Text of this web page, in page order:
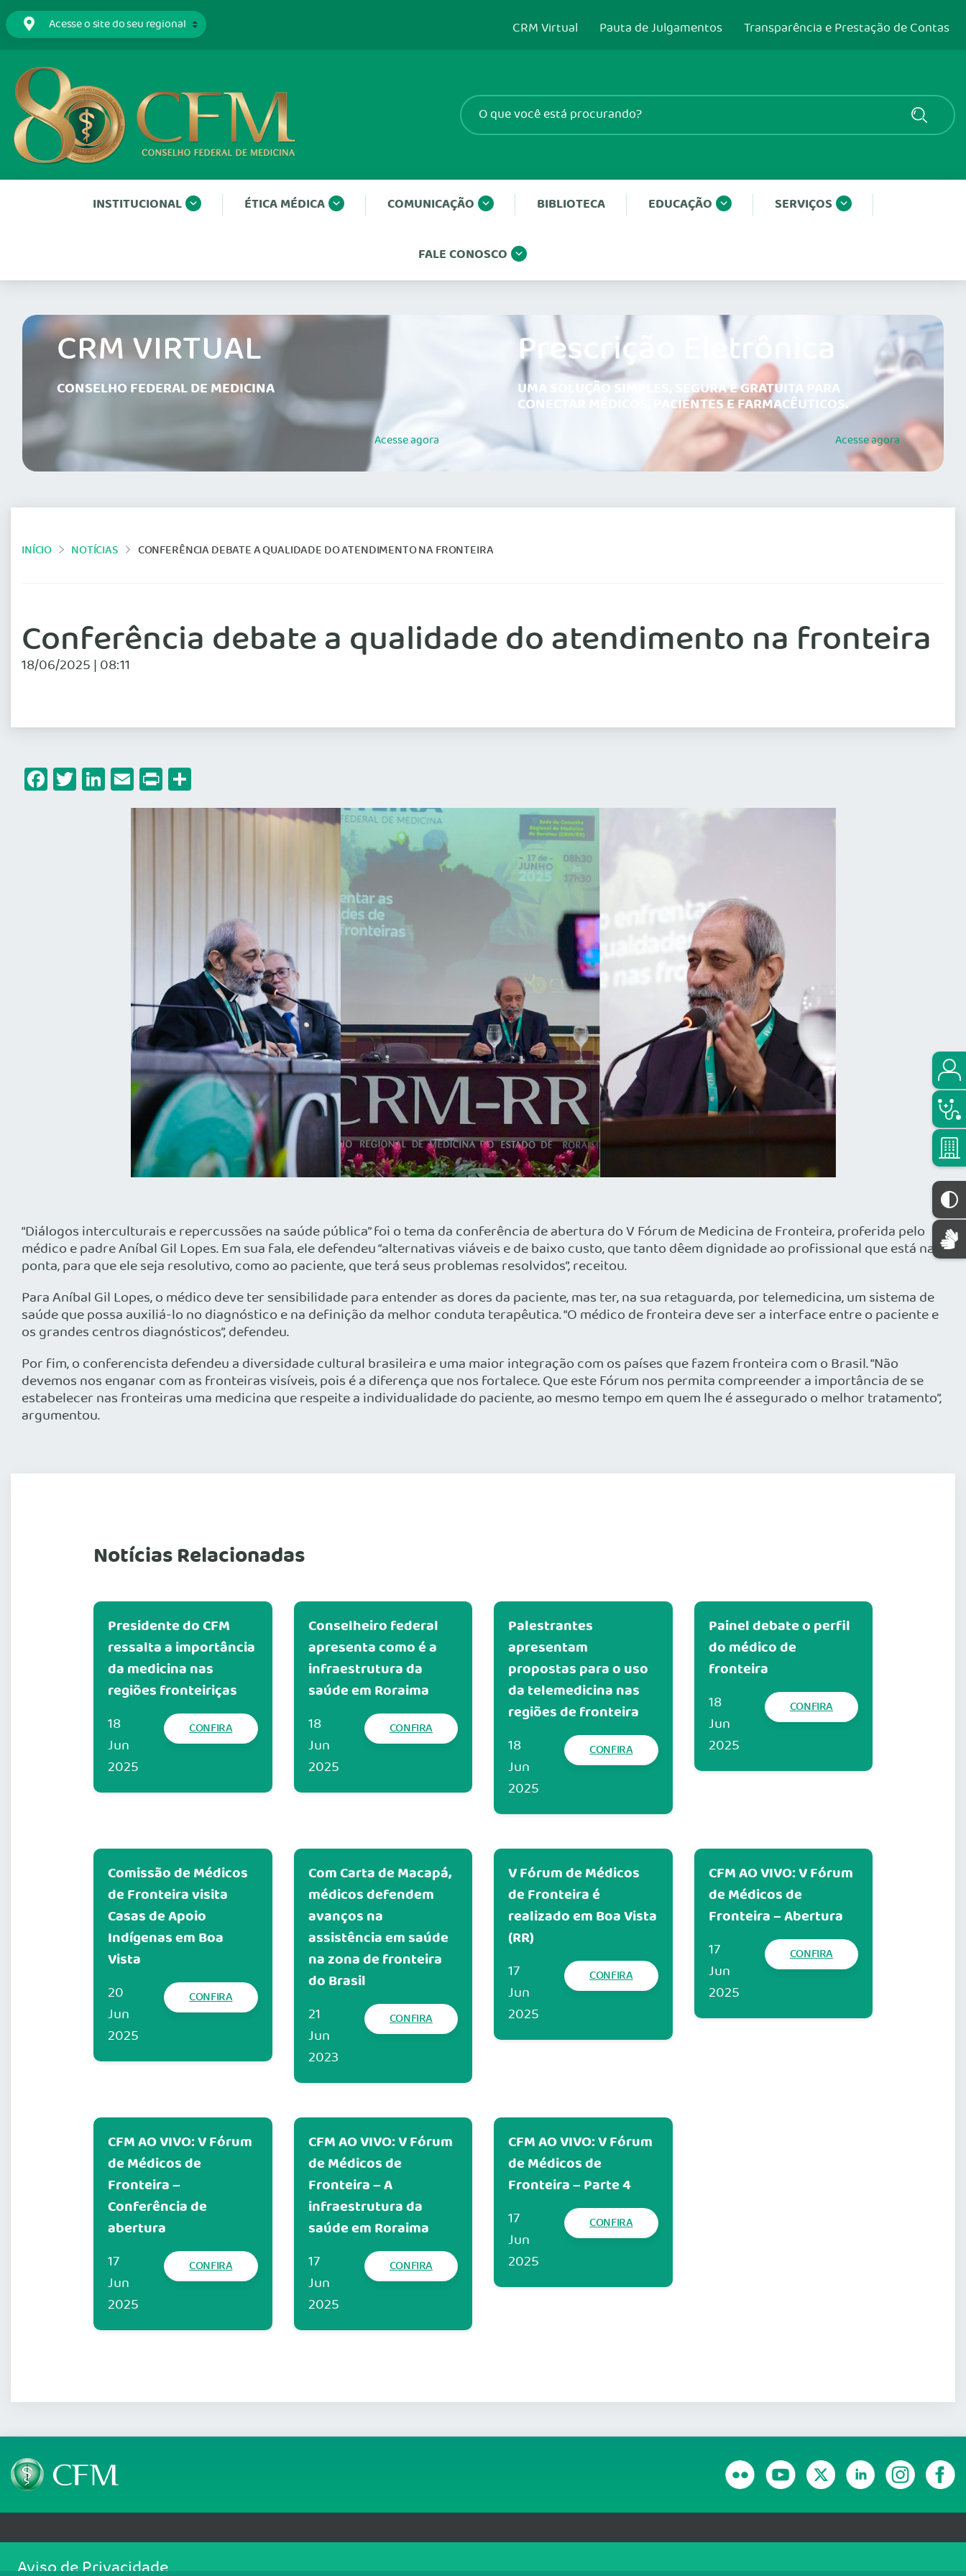
CRM Virtual Pauta de Julgamentos Transparência e Prestação de Contas
INSTITUCIONAL ÉTICA MÉDICA COMUNICAÇÃO BIBLIOTECA EDUCAÇÃO SERVIÇOS
FALE CONOSCO
CRM VIRTUAL
CONSELHO FEDERAL DE MEDICINA
Acesseagora
Prescrição Eletrônica
UMA SOLUÇÃO SIMPLES, SEGURA E GRATUITA PARA
CONECTAR MÉDICOS, PACIENTES E FARMACÊUTICOS.
Acesseagora
INÍCIO NOTÍCIAS CONFERÊNCIA DEBATE A QUALIDADE DO ATENDIMENTO NA FRONTEIRA
Conferência debate a qualidade do atendimento na fronteira
18/06/2025 | 08:11
Facebook
Twitter
LinkedIn
Email
Print
“Diálogos interculturais e repercussões na saúde pública” foi o tema da conferência de abertura do V Fórum de Medicina de Fronteira, proferida pelo
médico e padre Aníbal Gil Lopes. Em sua fala, ele defendeu “alternativas viáveis e de baixo custo, que tanto dêem dignidade ao profissional que está na
ponta, para que ele seja resolutivo, como ao paciente, que terá seus problemas resolvidos”, receitou.
Para Aníbal Gil Lopes, o médico deve ter sensibilidade para entender as dores da paciente, mas ter, na sua retaguarda, por telemedicina, um sistema de
saúde que possa auxiliá-lo no diagnóstico e na definição da melhor conduta terapêutica. “O médico de fronteira deve ser a interface entre o paciente e
os grandes centros diagnósticos”, defendeu.
Por fim, o conferencista defendeu a diversidade cultural brasileira e uma maior integração com os países que fazem fronteira com o Brasil. “Não
devemos nos enganar com as fronteiras visíveis, pois é a diferença que nos fortalece. Que este Fórum nos permita compreender a importância de se
estabelecer nas fronteiras uma medicina que respeite a individualidade do paciente, ao mesmo tempo em quem lhe é assegurado o melhor tratamento”,
argumentou.
Notícias Relacionadas
Presidente do CFM
ressalta a importância
da medicina nas
regiões fronteiriças
18
Jun
2025
CONFIRA
Conselheiro federal
apresenta como é a
infraestrutura da
saúde em Roraima
18
Jun
2025
CONFIRA
Palestrantes
apresentam
propostas para o uso
da telemedicina nas
regiões de fronteira
18
Jun
2025
CONFIRA
Painel debate o perfil
do médico de
fronteira
18
Jun
2025
CONFIRA
Comissão de Médicos
de Fronteira visita
Casas de Apoio
Indígenas em Boa
Vista
20
Jun
2025
CONFIRA
Com Carta de Macapá,
médicos defendem
avanços na
assistência em saúde
na zona de fronteira
do Brasil
21
Jun
2023
CONFIRA
V Fórum de Médicos
de Fronteira é
realizado em Boa Vista
(RR)
17
Jun
2025
CONFIRA
CFM AO VIVO: V Fórum
de Médicos de
Fronteira – Abertura
17
Jun
2025
CONFIRA
CFM AO VIVO: V Fórum
de Médicos de
Fronteira –
Conferência de
abertura
17
Jun
2025
CONFIRA
CFM AO VIVO: V Fórum
de Médicos de
Fronteira – A
infraestrutura da
saúde em Roraima
17
Jun
2025
CONFIRA
CFM AO VIVO: V Fórum
de Médicos de
Fronteira – Parte 4
17
Jun
2025
CONFIRA
SGAS 616, Conjunto D, Lote 115, L2 Sul, Brasília/DF - CEP: 70200-760 - CNPJ: 33.583.550/0001-30
Aviso de Privacidade